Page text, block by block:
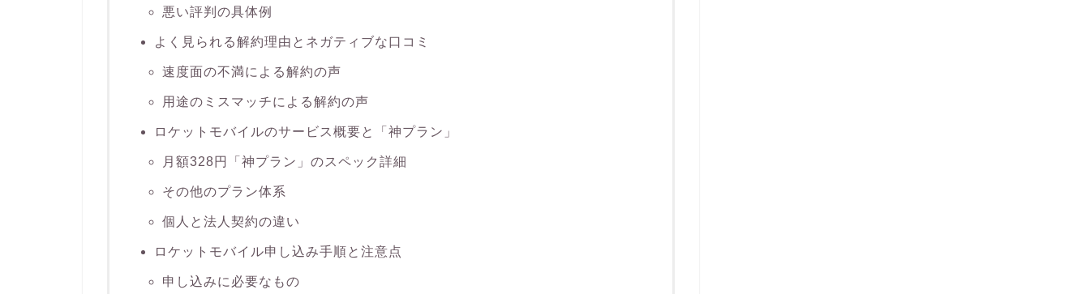
悪い評判の具体例
よく見られる解約理由とネガティブな口コミ
速度面の不満による解約の声
用途のミスマッチによる解約の声
ロケットモバイルのサービス概要と「神プラン」
月額328円「神プラン」のスペック詳細
その他のプラン体系
個人と法人契約の違い
ロケットモバイル申し込み手順と注意点
申し込みに必要なもの